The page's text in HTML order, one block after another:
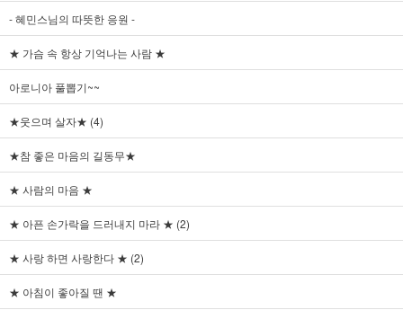
- 혜민스님의 따뜻한 응원 -
★ 가슴 속 항상 기억나는 사람 ★
아로니아 풀뽑기~~
★웃으며 살자★ (4)
★참 좋은 마음의 길동무★
★ 사람의 마음 ★
★ 아픈 손가락을 드러내지 마라 ★ (2)
★ 사랑 하면 사랑한다 ★ (2)
★ 아침이 좋아질 땐 ★